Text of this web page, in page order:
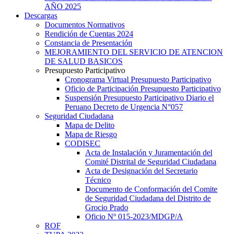
AÑO 2025
Descargas
Documentos Normativos
Rendición de Cuentas 2024
Constancia de Presentación
MEJORAMIENTO DEL SERVICIO DE ATENCION
DE SALUD BASICOS
Presupuesto Participativo
Cronograma Virtual Presupuesto Participativo
Oficio de Participación Presupuesto Participativo
Suspensión Presupuesto Participativo Diario el
Peruano Decreto de Urgencia N°057
Seguridad Ciudadana
Mapa de Delito
Mapa de Riesgo
CODISEC
Acta de Instalación y Juramentación del
Comité Distrital de Seguridad Ciudadana
Acta de Designación del Secretario
Técnico
Documento de Conformación del Comite
de Seguridad Ciudadana del Distrito de
Grocio Prado
Oficio Nº 015-2023/MDGP/A
ROF